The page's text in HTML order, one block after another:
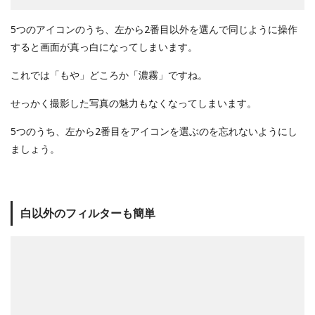
5つのアイコンのうち、左から2番目以外を選んで同じように操作
すると画面が真っ白になってしまいます。
これでは「もや」どころか「濃霧」ですね。
せっかく撮影した写真の魅力もなくなってしまいます。
5つのうち、左から2番目をアイコンを選ぶのを忘れないようにし
ましょう。
白以外のフィルターも簡単